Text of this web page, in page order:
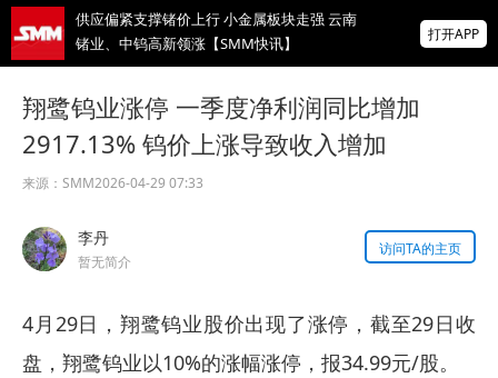
供应偏紧支撑锗价上行 小金属板块走强 云南
锗业、中钨高新领涨【SMM快讯】
超5%、闪迪跌超8%，金价升至近两月高位
IMF披露：加纳央行去年买黄金亏损19亿美
元
为有色行业打造的神器
打开APP
翔鹭钨业涨停 一季度净利润同比增加
2917.13% 钨价上涨导致收入增加
来源： SMM2026-04-29 07:33
李丹
暂无简介
访问TA的主页
4月29日，翔鹭钨业股价出现了涨停，截至29日收
盘，翔鹭钨业以10%的涨幅涨停，报34.99元/股。